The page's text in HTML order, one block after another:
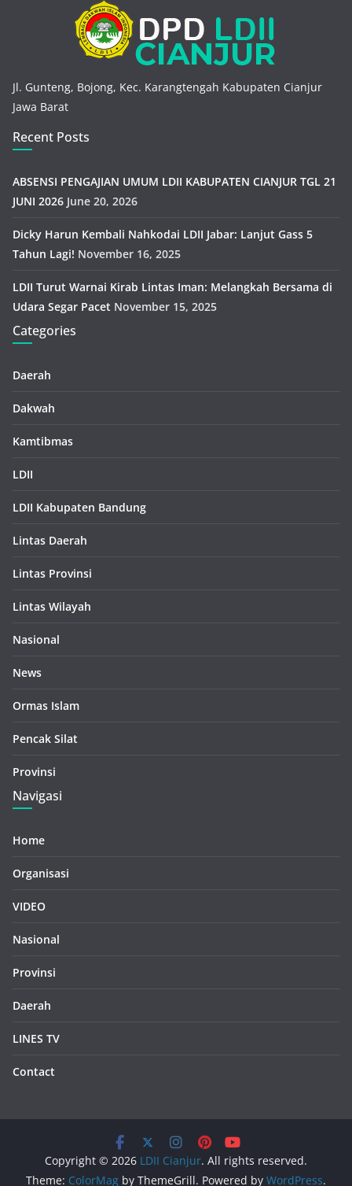
Jl. Gunteng, Bojong, Kec. Karangtengah Kabupaten Cianjur
Jawa Barat
Recent Posts
ABSENSI PENGAJIAN UMUM LDII KABUPATEN CIANJUR TGL 21
JUNI 2026 June 20, 2026
Dicky Harun Kembali Nahkodai LDII Jabar: Lanjut Gass 5
Tahun Lagi! November 16, 2025
LDII Turut Warnai Kirab Lintas Iman: Melangkah Bersama di
Udara Segar Pacet November 15, 2025
Categories
Daerah
Dakwah
Kamtibmas
LDII
LDII Kabupaten Bandung
Lintas Daerah
Lintas Provinsi
Lintas Wilayah
Nasional
News
Ormas Islam
Pencak Silat
Provinsi
Navigasi
Home
Organisasi
VIDEO
Nasional
Provinsi
Daerah
LINES TV
Contact
Copyright © 2026 LDII Cianjur. All rights reserved.
Theme: ColorMag by ThemeGrill. Powered by WordPress.